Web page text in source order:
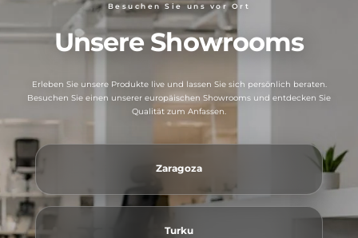
Besuchen Sie uns vor Ort
Unsere Showrooms
Erleben Sie unsere Produkte live und lassen Sie sich persönlich beraten.
Besuchen Sie einen unserer europäischen Showrooms und entdecken Sie
Qualität zum Anfassen.
Zaragoza
Turku